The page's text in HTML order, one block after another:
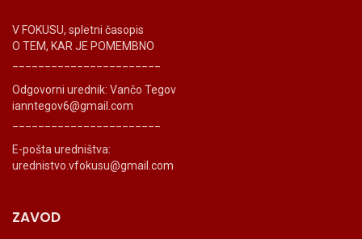
V FOKUSU, spletni časopis
O TEM, KAR JE POMEMBNO
Odgovorni urednik: Vančo Tegov
ianntegov6@gmail.com
E-pošta uredništva:
urednistvo.vfokusu@gmail.com
ZAVOD